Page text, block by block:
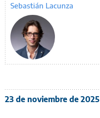
Sebastián Lacunza
23 de noviembre de 2025